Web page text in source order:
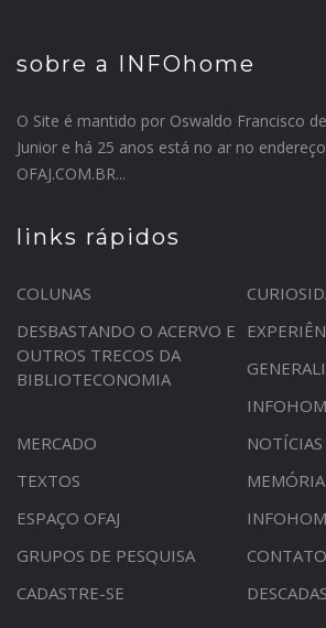
sobre a INFOhome
O Site é mantido por Oswaldo Francisco
Junior e há 25 anos está no ar no endereço
OFAJ.COM.BR...
links rápidos
COLUNAS
DESBASTANDO O ACERVO E
OUTROS TRECOS DA
BIBLIOTECONOMIA
MERCADO
NOTÍCIAS
TEXTOS
MEMÓRIA
ESPAÇO OFAJ
GRUPOS DE PESQUISA
CONTATO
CADASTRE-SE